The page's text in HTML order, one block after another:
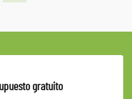
gratuito